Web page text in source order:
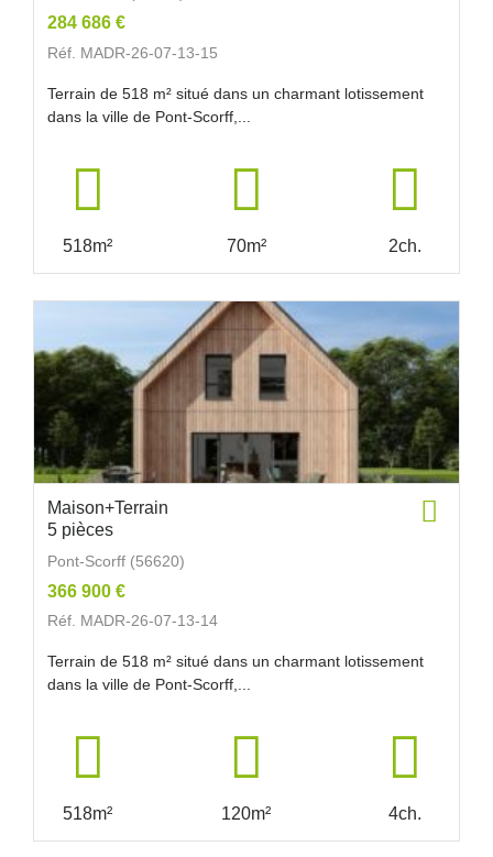
284 686 €
Réf. MADR-26-07-13-15
Terrain de 518 m² situé dans un charmant lotissement
dans la ville de Pont-Scorff,...
518m² 70m² 2ch.
Maison+Terrain
5 pièces
Pont-Scorff (56620)
366 900 €
Réf. MADR-26-07-13-14
Terrain de 518 m² situé dans un charmant lotissement
dans la ville de Pont-Scorff,...
518m² 120m² 4ch.